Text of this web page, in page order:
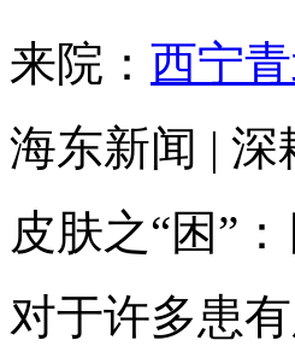
来院： 西宁
海东新闻 |
皮肤之“困”
对于许多患